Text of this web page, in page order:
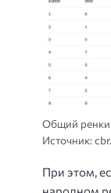
Общий
Источник:
При этом,